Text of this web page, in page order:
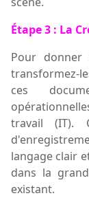
Étape 3 : La
Pour
transformez-
ces
travail (IT).
langage clair
dans la
existant.